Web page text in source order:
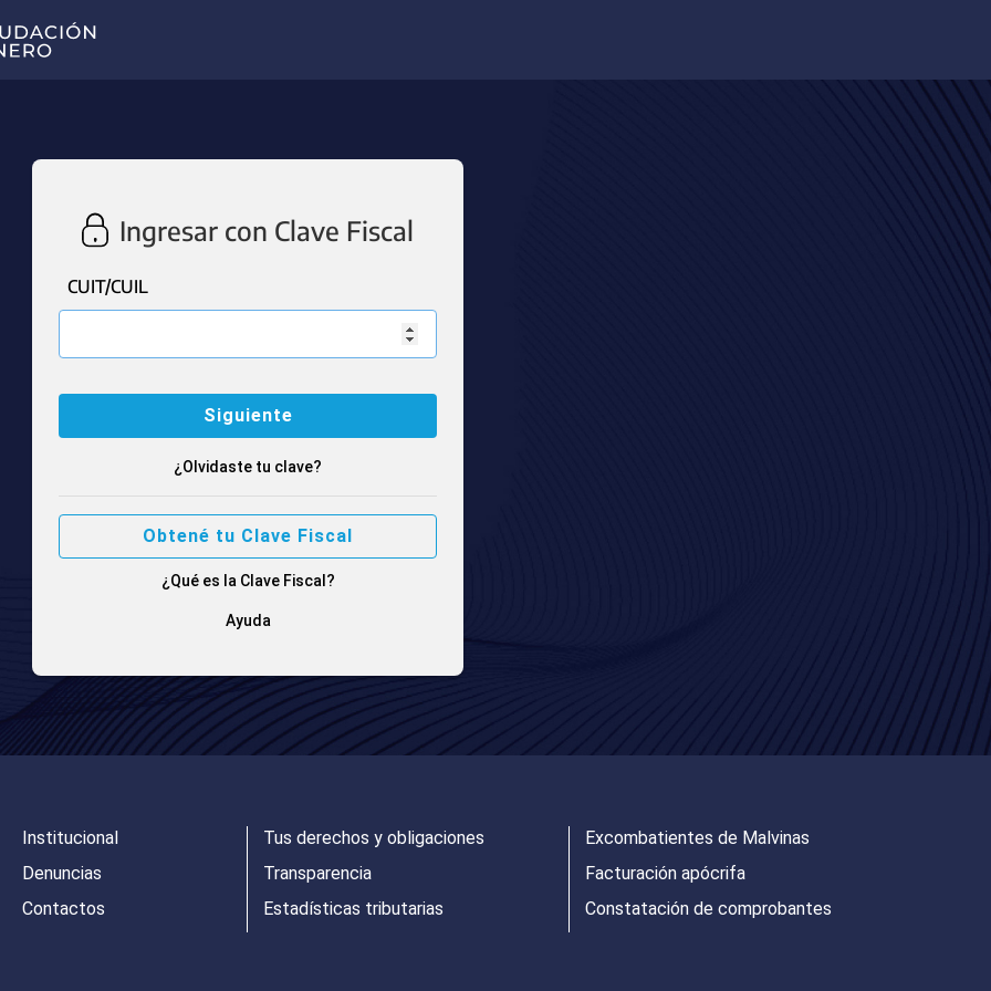
Ingresar con Clave Fiscal
CUIT/CUIL
¿Olvidaste tu clave?
Obtené tu Clave Fiscal
¿Qué es la Clave Fiscal?
Ayuda
Institucional
Denuncias
Contactos
Tus derechos y obligaciones
Transparencia
Estadísticas tributarias
Excombatientes de Malvinas
Facturación apócrifa
Constatación de comprobantes